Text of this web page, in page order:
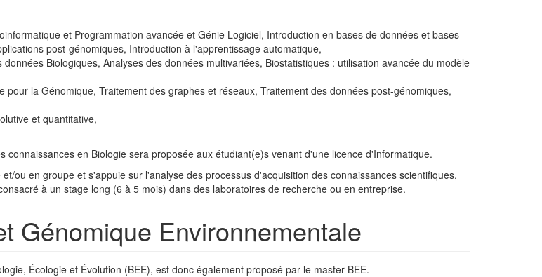
et Programmation avancée et Génie Logiciel, Introduction en bases de données et bases
post-génomiques, Introduction à l'apprentissage automatique,
Biologiques, Analyses des données multivariées, Biostatistiques : utilisation avancée du modèle
la Génomique, Traitement des graphes et réseaux, Traitement des données post-génomiques,
et quantitative,
en Biologie sera proposée aux étudiant(e)s venant d'une licence d'Informatique.
ou en groupe et s'appuie sur l'analyse des processus d'acquisition des connaissances scientifiques,
à un stage long (6 à 5 mois) dans des laboratoires de recherche ou en entreprise.
Génomique Environnementale
Écologie et Évolution (BEE), est donc également proposé par le master BEE.